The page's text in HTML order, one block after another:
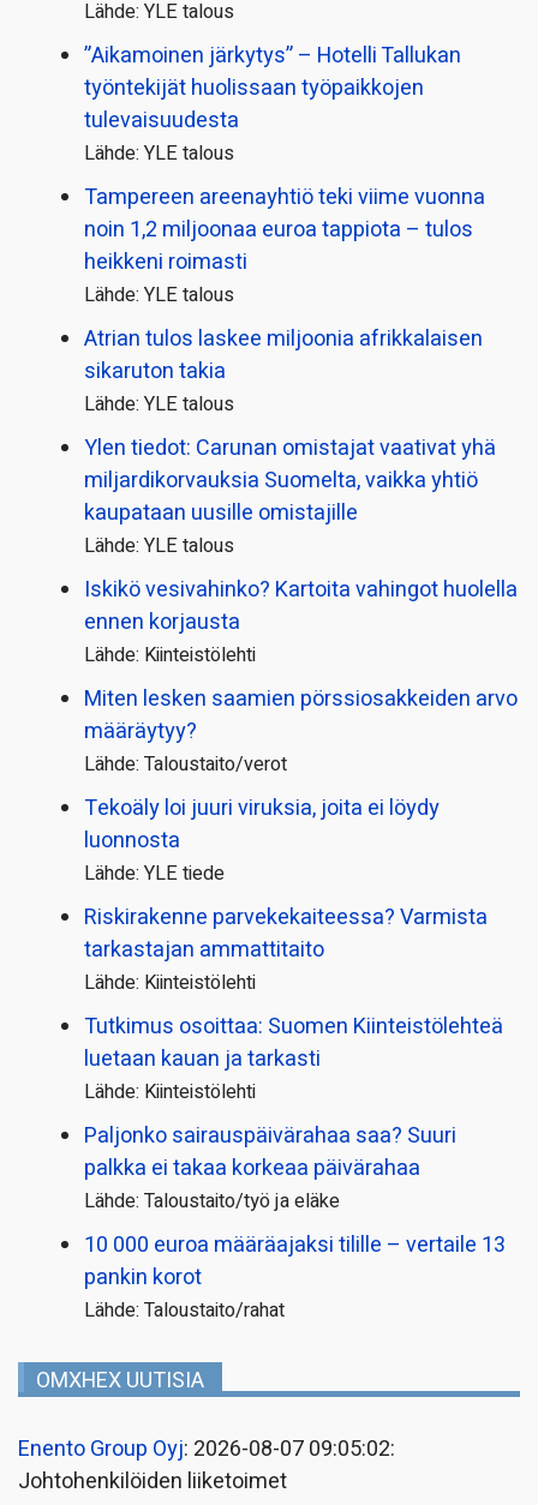
Lähde: YLE talous
”Aikamoinen järkytys” – Hotelli Tallukan
työntekijät huolissaan työpaikkojen
tulevaisuudesta
Lähde: YLE talous
Tampereen areenayhtiö teki viime vuonna
noin 1,2 miljoonaa euroa tappiota – tulos
heikkeni roimasti
Lähde: YLE talous
Atrian tulos laskee miljoonia afrikkalaisen
sikaruton takia
Lähde: YLE talous
Ylen tiedot: Carunan omistajat vaativat yhä
miljardi­korvauksia Suomelta, vaikka yhtiö
kaupataan uusille omistajille
Lähde: YLE talous
Iskikö vesivahinko? Kartoita vahingot huolella
ennen korjausta
Lähde: Kiinteistölehti
Miten lesken saamien pörssi­osakkeiden arvo
määräytyy?
Lähde: Taloustaito/verot
Tekoäly loi juuri viruksia, joita ei löydy
luonnosta
Lähde: YLE tiede
Riskirakenne parvekekaiteessa? Varmista
tarkastajan ammattitaito
Lähde: Kiinteistölehti
Tutkimus osoittaa: Suomen Kiinteistölehteä
luetaan kauan ja tarkasti
Lähde: Kiinteistölehti
Paljonko sairauspäivä­rahaa saa? Suuri
palkka ei takaa korkeaa päivärahaa
Lähde: Taloustaito/työ ja eläke
10 000 euroa määräajaksi tilille – vertaile 13
pankin korot
Lähde: Taloustaito/rahat
OMXHEX UUTISIA
Enento Group Oyj: 2026-08-07 09:05:02:
Johtohenkilöiden liiketoimet